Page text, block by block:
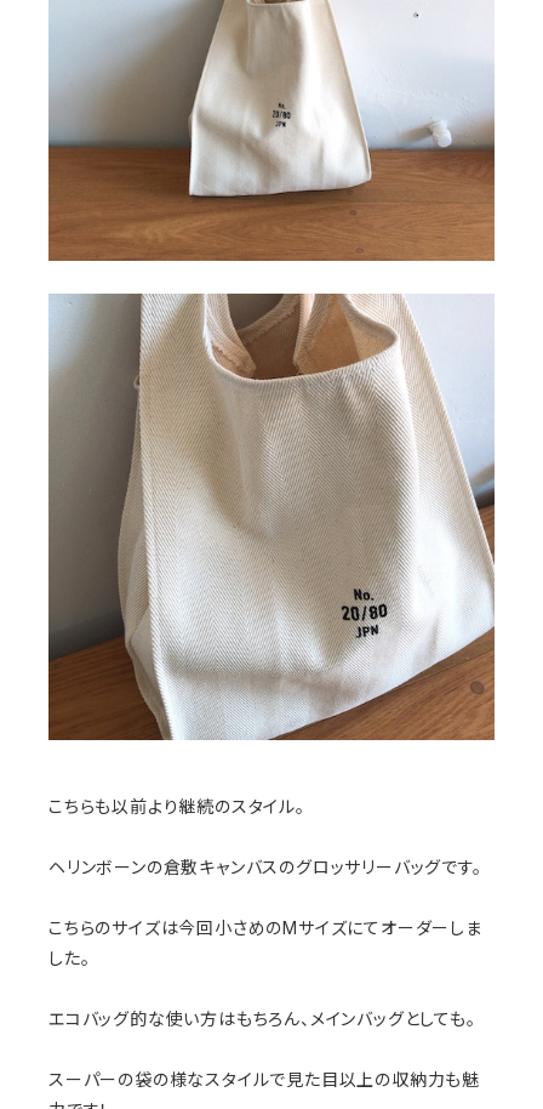
こちらも以前より継続のスタイル。
ヘリンボーンの倉敷キャンバスのグロッサリーバッグです。
こちらのサイズは今回小さめのMサイズにてオーダーしま
した。
エコバッグ的な使い方はもちろん、メインバッグとしても。
スーパーの袋の様なスタイルで見た目以上の収納力も魅